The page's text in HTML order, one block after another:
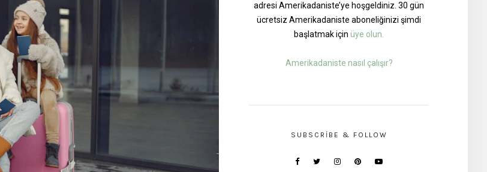
adresi Amerikadaniste’ye hoşgeldiniz. 30 gün
ücretsiz Amerikadaniste aboneliğinizi şimdi
başlatmak için üye olun.
Amerikadaniste nasıl çalışır?
SUBSCRIBE & FOLLOW